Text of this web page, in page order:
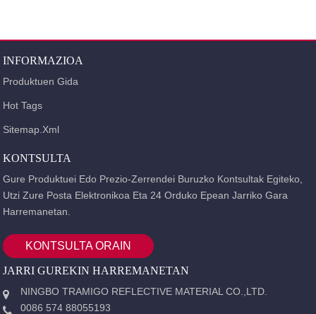
INFORMAZIOA
Produktuen Gida
Hot Tags
Sitemap.xml
KONTSULTA
Gure Produktuei Edo Prezio-Zerrendei Buruzko Kontsultak Egiteko,
Utzi Zure Posta Elektronikoa Eta 24 Orduko Epean Jarriko Gara
Harremanetan.
KONTSULTA ORAIN
JARRI GUREKIN HARREMANETAN
NINGBO TRAMIGO REFLECTIVE MATERIAL CO.,LTD.
0086 574 88055193